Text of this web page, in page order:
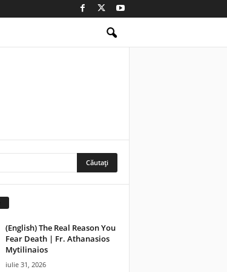
(English) The Real Reason You
Fear Death | Fr. Athanasios
Mytilinaios
iulie 31, 2026